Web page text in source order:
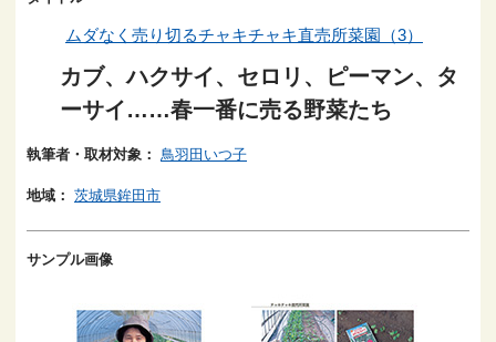
ムダなく売り切るチャキチャキ直売所菜園（3）
カブ、ハクサイ、セロリ、ピーマン、タ
ーサイ……春一番に売る野菜たち
執筆者・取材対象： 鳥羽田いつ子
地域： 茨城県鉾田市
サンプル画像